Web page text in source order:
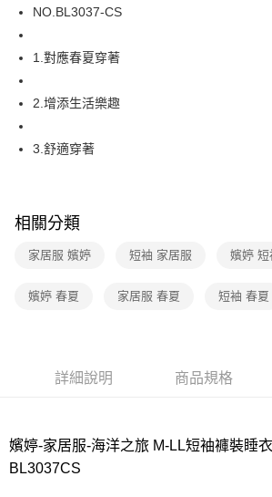
運送方式
全家取貨付款
每筆NT$80，滿NT$1,000(含以上)免運費
付款後全家取貨
7-11取貨付款
付款後7-11取貨
每筆NT$80，滿NT$1,000(含以上)免運費
付款後門市自取
NO.BL3037-CS
1.對應春夏穿著
2.增添生活樂趣
3.舒適穿著
相關分類
家居服 嬪婷 短袖 家居服 嬪婷 短
嬪婷 春夏 家居服 春夏 短袖 春夏
詳細說明 商品規格
嬪婷-家居服-海洋之旅 M-LL短袖褲裝睡
BL3037CS